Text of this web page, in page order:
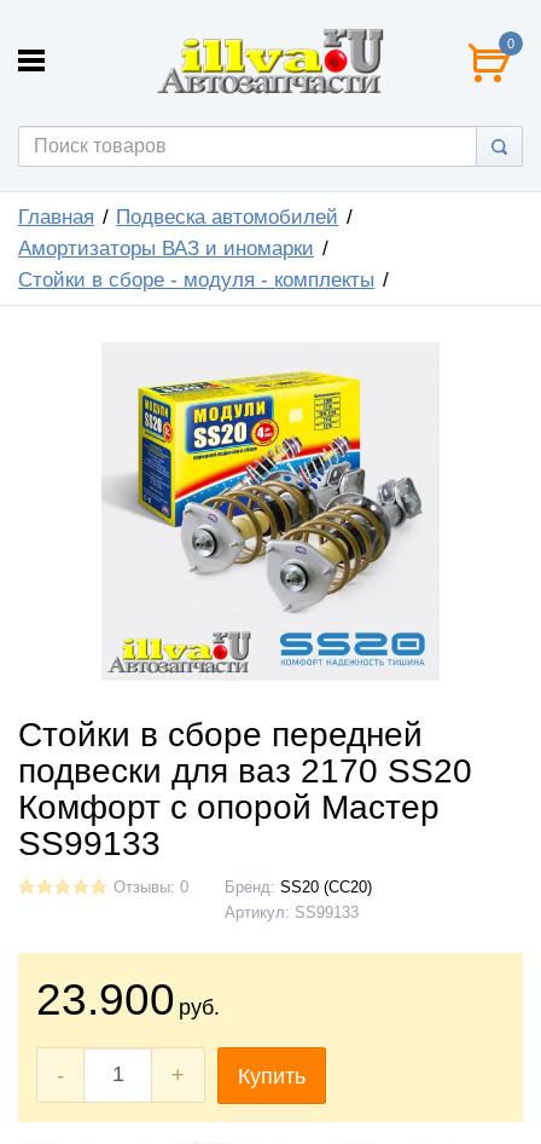
0
Главная
Подвеска автомобилей
Амортизаторы ВАЗ и иномарки
Стойки в сборе - модуля - комплекты
Стойки в сборе передней
подвески для ваз 2170 SS20
Комфорт с опорой Мастер
SS99133
Отзывы: 0 Бренд: SS20 (СС20)
Артикул: SS99133
23.900 руб.
- + Купить